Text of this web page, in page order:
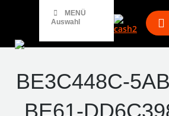
MENÜ
Auswahl
BE3C448C-
BE61-